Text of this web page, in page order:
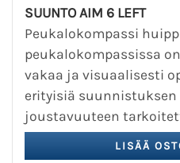
SUUNTO AIM 6 LEFT
Peukalokompassi
peukalokompassissa
vakaa ja visuaalisesti
erityisiä suunnistuksen
joustavuuteen